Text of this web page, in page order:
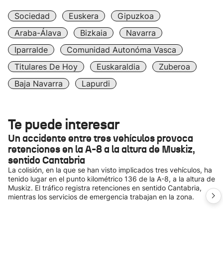
Sociedad Euskera
Gipuzkoa
Araba-Álava
Bizkaia
Navarra
Iparralde
Comunidad Autonóma Vasca
Titulares De Hoy
Euskaraldia
Zuberoa
Baja Navarra
Lapurdi
Te puede interesar
Un accidente entre tres vehículos provoca
retenciones en la A-8 a la altura de Muskiz,
sentido Cantabria
La colisión, en la que se han visto implicados tres vehículos, ha
tenido lugar en el punto kilométrico 136 de la A-8, a la altura de
Muskiz. El tráfico registra retenciones en sentido Cantabria,
mientras los servicios de emergencia trabajan en la zona.